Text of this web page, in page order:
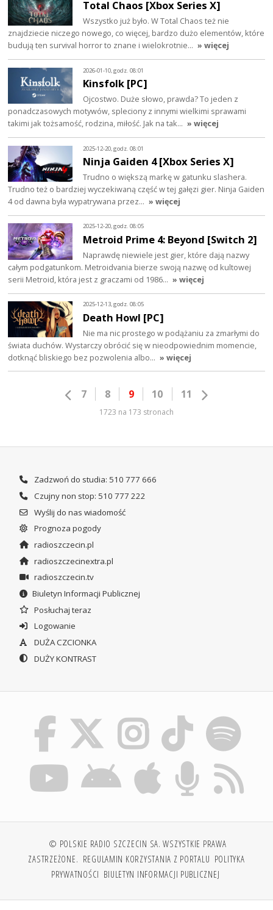
Total Chaos [Xbox Series X]
Wszystko już było. W Total Chaos też nie
znajdziecie niczego nowego, co więcej, bardzo dużo elementów, które
budują ten survival horror to znane i wielokrotnie… » więcej
2026-01-10, godz. 08:01
Kinsfolk [PC]
Ojcostwo. Duże słowo, prawda? To jeden z
ponadczasowych motywów, spleciony z innymi wielkimi sprawami
takimi jak tożsamość, rodzina, miłość. Jak na tak… » więcej
2025-12-20, godz. 08:01
Ninja Gaiden 4 [Xbox Series X]
Trudno o większą markę w gatunku slashera.
Trudno też o bardziej wyczekiwaną część w tej gałęzi gier. Ninja Gaiden
4 od dawna była wypatrywana przez… » więcej
2025-12-20, godz. 08:05
Metroid Prime 4: Beyond [Switch 2]
Naprawdę niewiele jest gier, które dają nazwy
całym podgatunkom. Metroidvania bierze swoją nazwę od kultowej
serii Metroid, która jest z graczami od 1986… » więcej
2025-12-13, godz. 08:05
Death Howl [PC]
Nie ma nic prostego w podążaniu za zmarłymi do
świata duchów. Wystarczy obrócić się w nieodpowiednim momencie,
dotknąć bliskiego bez pozwolenia albo… » więcej
7 8 9 10 11
1723 na 173 stronach
Zadzwoń do studia: 510 777 666
Czujny non stop: 510 777 222
Wyślij do nas wiadomość
Prognoza pogody
radioszczecin.pl
radioszczecinextra.pl
radioszczecin.tv
Biuletyn Informacji Publicznej
Posłuchaj teraz
Logowanie
DUŻA CZCIONKA
DUŻY KONTRAST
© POLSKIE RADIO SZCZECIN SA. WSZYSTKIE PRAWA
ZASTRZEŻONE. REGULAMIN KORZYSTANIA Z PORTALU POLITYKA
PRYWATNOŚCI BIULETYN INFORMACJI PUBLICZNEJ